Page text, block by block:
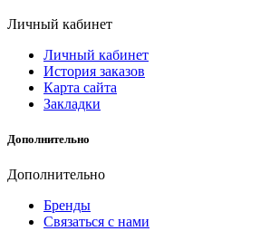
Личный кабинет
Личный кабинет
История заказов
Карта сайта
Закладки
Дополнительно
Дополнительно
Бренды
Связаться с нами